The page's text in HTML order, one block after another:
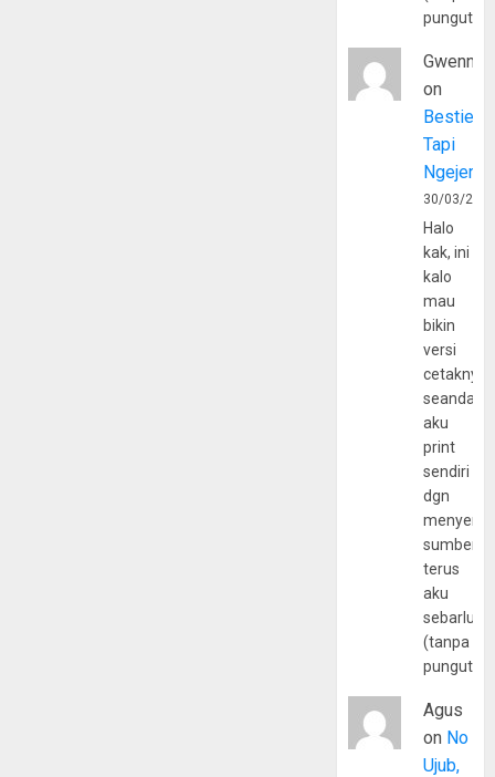
Gwenny
on
Bestie
Tapi
30/03/
Halo
kak, ini
kalo
mau
bikin
versi
cetaknya
aku
print
sendiri
dgn
sumber
terus
aku
(tanpa
Agus
on No
Ujub,